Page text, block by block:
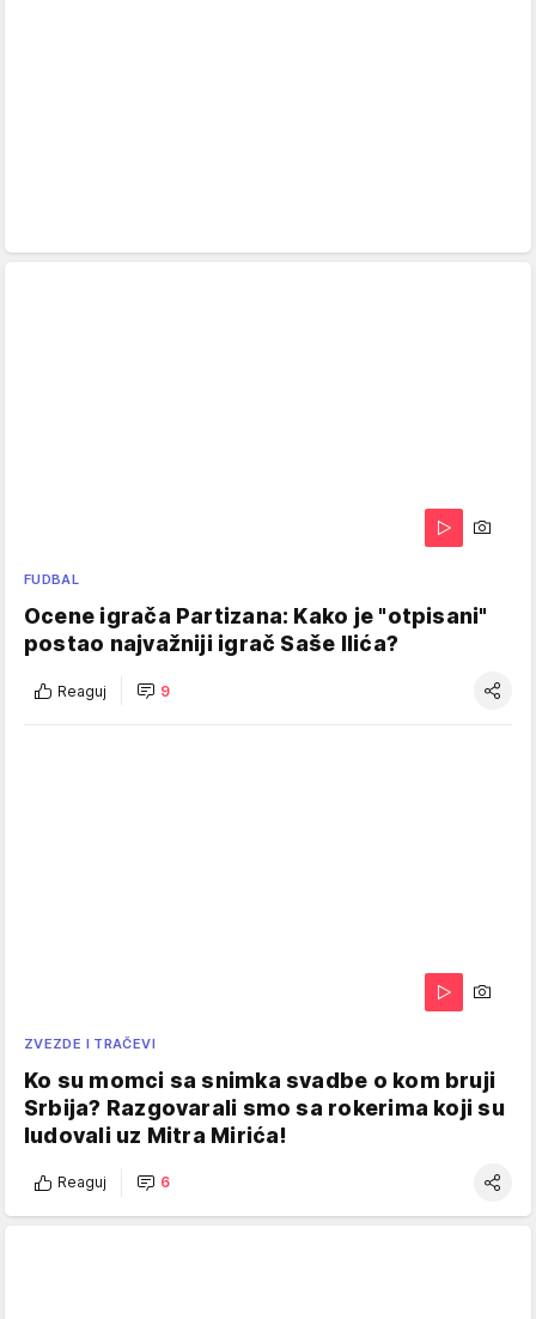
FUDBAL
Ocene igrača Partizana: Kako je "otpisani"
postao najvažniji igrač Saše Ilića?
Reaguj 9
ZVEZDE I TRAČEVI
Ko su momci sa snimka svadbe o kom bruji
Srbija? Razgovarali smo sa rokerima koji su
ludovali uz Mitra Mirića!
Reaguj 6